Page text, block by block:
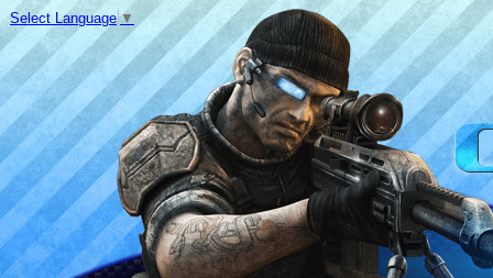
Select Language ▼